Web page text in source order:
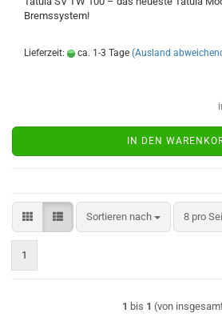
Bremssystem!
Lieferzeit: ca. 1-3 Tage (Ausland
IN DEN
Sortieren nach
Sortieren nach 8 pro
pro Seite
1
1 bis 1 (von